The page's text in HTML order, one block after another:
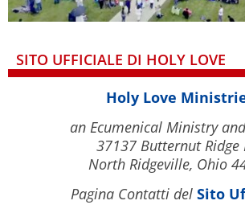
SITO UFFICIALE DI HOLY LOVE
Holy Love
an Ecumenical Ministry
37137 Butternut Ridge
North Ridgeville, Ohio
Pagina Contatti del Sito